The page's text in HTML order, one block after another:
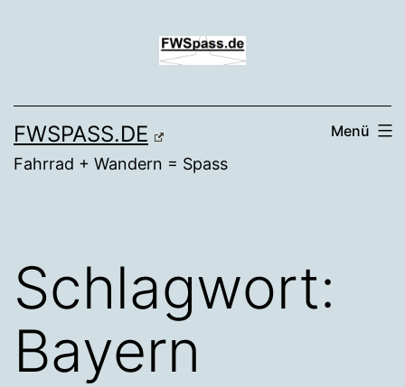
FWSPASS.DE
Fahrrad + Wandern = Spass
Menü
Schlagwort:
Bayern